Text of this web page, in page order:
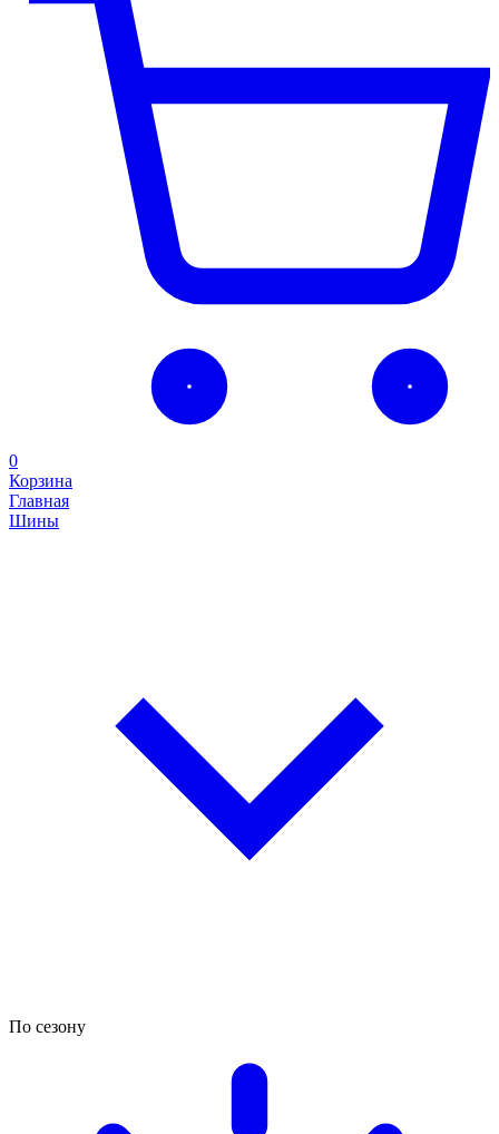
0
Корзина
Главная
Шины
По сезону